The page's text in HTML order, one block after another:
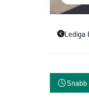
Lediga